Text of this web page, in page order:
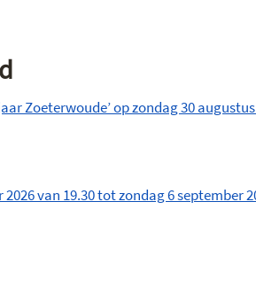
Zoeterwoude’ op zondag 30
van 19.30 tot zondag 6 september